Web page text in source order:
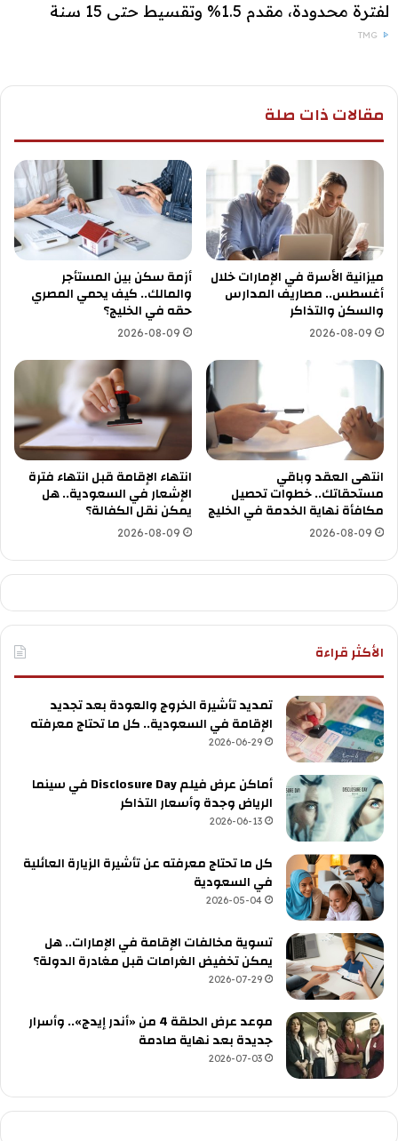
لفترة محدودة، مقدم 1.5% وتقسيط حتى 15 سنة
TMG
مقالات ذات صلة
ميزانية الأسرة في الإمارات خلال
أغسطس.. مصاريف المدارس
والسكن والتذاكر
2026-08-09
أزمة سكن بين المستأجر
والمالك.. كيف يحمي المصري
حقه في الخليج؟
2026-08-09
انتهى العقد وباقي
مستحقاتك.. خطوات تحصيل
مكافأة نهاية الخدمة في الخليج
2026-08-09
انتهاء الإقامة قبل انتهاء فترة
الإشعار في السعودية.. هل
يمكن نقل الكفالة؟
2026-08-09
الأكثر قراءة
تمديد تأشيرة الخروج والعودة بعد تجديد
الإقامة في السعودية.. كل ما تحتاج معرفته
2026-06-29
أماكن عرض فيلم Disclosure Day في سينما
الرياض وجدة وأسعار التذاكر
2026-06-13
كل ما تحتاج معرفته عن تأشيرة الزيارة العائلية
في السعودية
2026-05-04
تسوية مخالفات الإقامة في الإمارات.. هل
يمكن تخفيض الغرامات قبل مغادرة الدولة؟
2026-07-29
موعد عرض الحلقة 4 من «أندر إيدج».. وأسرار
جديدة بعد نهاية صادمة
2026-07-03